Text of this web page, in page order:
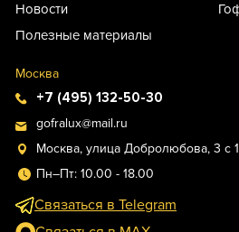
Новости
Полезные материалы
Москва
+7 (495) 132-50-30
gofralux@mail.ru
Москва, улица Добролюбова, 3 с
Пн–Пт: 10.00 - 18.00
Связаться в Telegram